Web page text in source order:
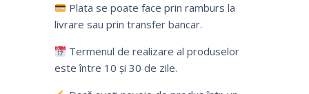
Plata se poate face prin ramburs la
livrare sau prin transfer bancar.
Termenul de realizare al produselor
este între 10 și 30 de zile.